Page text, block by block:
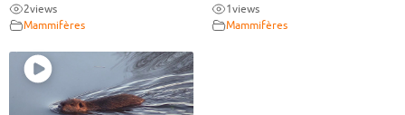
2views
Mammifères
1views
Mammifères